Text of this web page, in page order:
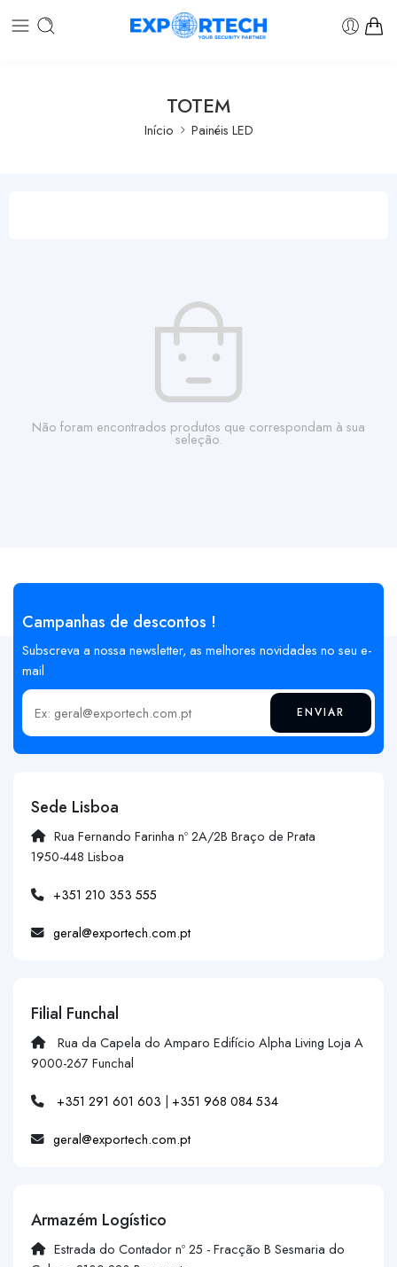
TOTEM
Início Painéis LED
Não foram encontrados produtos que correspondam à sua
seleção.
Campanhas de descontos !
Subscreva a nossa newsletter, as melhores novidades no seu e-
mail
Insira o seu email ENVIAR
Sede Lisboa
Rua Fernando Farinha nº 2A/2B Braço de Prata
1950-448 Lisboa
+351 210 353 555
geral@exportech.com.pt
Filial Funchal
Rua da Capela do Amparo Edifício Alpha Living Loja A
9000-267 Funchal
+351 291 601 603 | +351 968 084 534
geral@exportech.com.pt
Armazém Logístico
Estrada do Contador nº 25 - Fracção B Sesmaria do